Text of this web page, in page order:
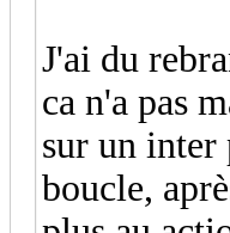
J'ai du
ca n'a pas
sur un inter
boucle,